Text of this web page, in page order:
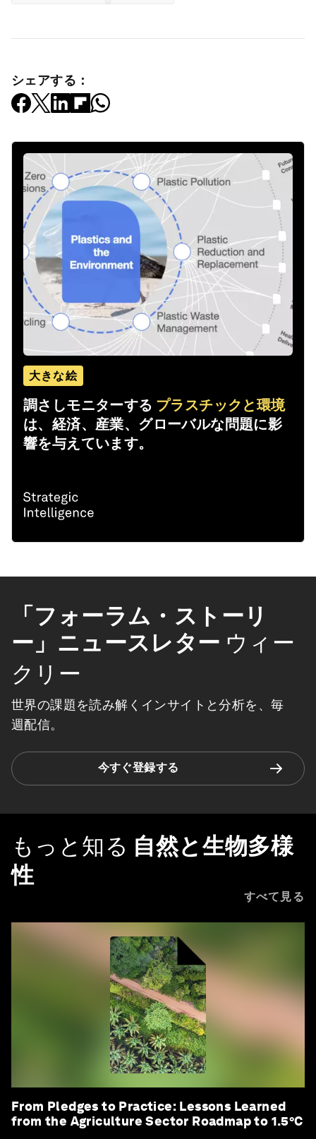
シェアする：
大きな絵
調さしモニターする プラスチックと環境
は、経済、産業、グローバルな問題に影
響を与えています。
「フォーラム・ストーリ
ー」ニュースレター ウィー
クリー
世界の課題を読み解くインサイトと分析を、毎
週配信。
今すぐ登録する
もっと知る 自然と生物多様
性
すべて見る
From Pledges to Practice: Lessons Learned
from the Agriculture Sector Roadmap to 1.5°C